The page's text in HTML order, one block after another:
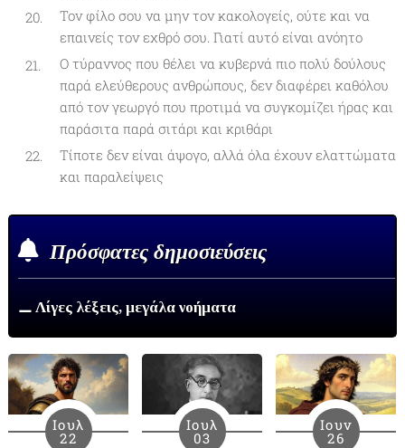
Τον φίλο σου να μην τον κακολογείς, ούτε και να
επαινείς τον εχθρό σου. Γιατί αυτό είναι ανόητο
Ο τύραννος που θέλει να κυβερνά πιο πολύ δούλους
παρά ελεύθερους ανθρώπους, δεν διαφέρει καθόλου
από τον γεωργό που προτιμά να συγκομίζει ήρας και
παράσιτα παρά σιτάρι και κριθάρι
Τίποτε δεν είναι άψογο, αλλά όλα έχουν ελαττώματα
και παραλείψεις
Πρόσφατες δημοσιεύσεις
⚊ Λίγες λέξεις, μεγάλα νοήματα
Ιουλ
22
Ιουλ
03
Ιουν
26